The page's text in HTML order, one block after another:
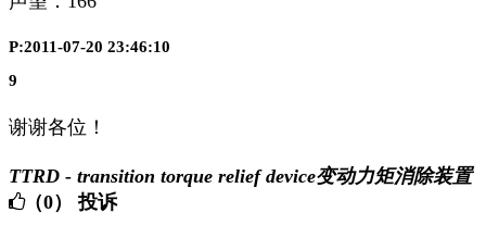
P:2011-07-20 23:46:10
9
谢谢各位！
TTRD - transition torque relief device变动力矩消除装置
（0）
投诉